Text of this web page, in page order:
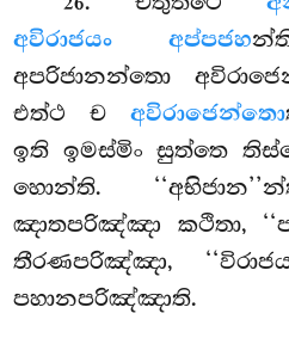
අවිරාජයං අප්පජහ
අපරිජානන්තො
එත්ථ ච අවිරාජෙන්තො
ඉති ඉමස්මිං සුත්තෙ
හොන්ති.
ඤාතපරිඤ්ඤා කථිතා,
තීරණපරිඤ්ඤා,
පහානපරිඤ්ඤාති.